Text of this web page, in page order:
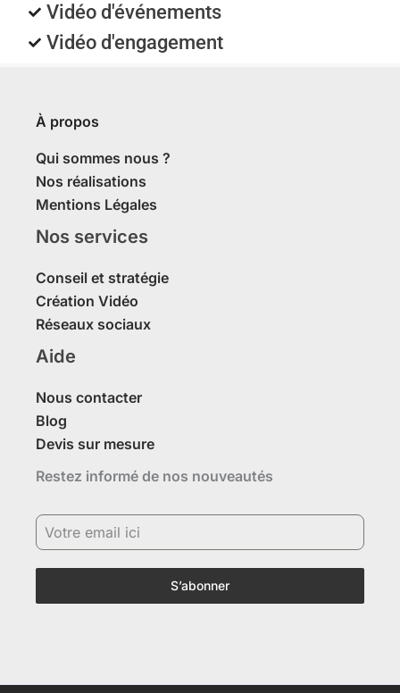
Vidéo d'événements
Vidéo d'engagement
À propos
Qui sommes nous ?
Nos réalisations
Mentions Légales
Nos services
Conseil et stratégie
Création Vidéo
Réseaux sociaux
Aide
Nous contacter
Blog
Devis sur mesure
Restez informé de nos nouveautés
S’abonner